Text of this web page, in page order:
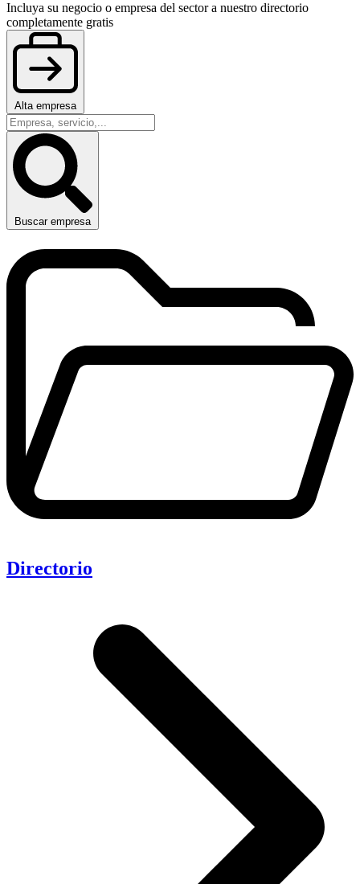
Incluya su negocio o empresa del sector a nuestro directorio
completamente gratis
Alta empresa
Buscar empresa
Directorio